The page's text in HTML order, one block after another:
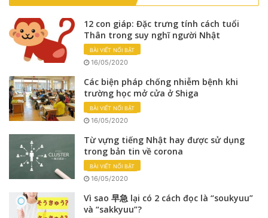
12 con giáp: Đặc trưng tính cách tuổi
Thân trong suy nghĩ người Nhật
BÀI VIẾT NỔI BẬT
16/05/2020
Các biện pháp chống nhiễm bệnh khi
trường học mở cửa ở Shiga
BÀI VIẾT NỔI BẬT
16/05/2020
Từ vựng tiếng Nhật hay được sử dụng
trong bản tin về corona
BÀI VIẾT NỔI BẬT
16/05/2020
Vì sao 早急 lại có 2 cách đọc là “soukyuu”
và “sakkyuu”?